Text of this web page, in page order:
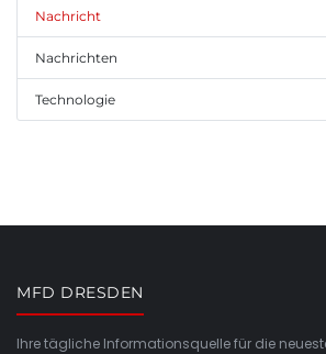
Nachricht
Nachrichten
Technologie
MFD DRESDEN
Ihre tägliche Informationsquelle für die